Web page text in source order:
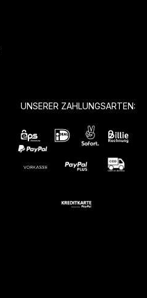
UNSERER ZAHLUNGSARTEN: